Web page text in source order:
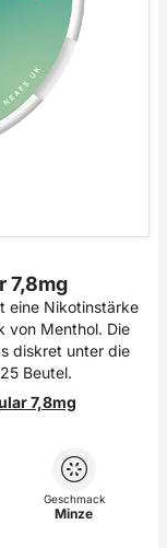
7,8mg
eine Nikotinstärke
von Menthol. Die
diskret unter die
Beutel.
7,8mg
Geschmack
Minze